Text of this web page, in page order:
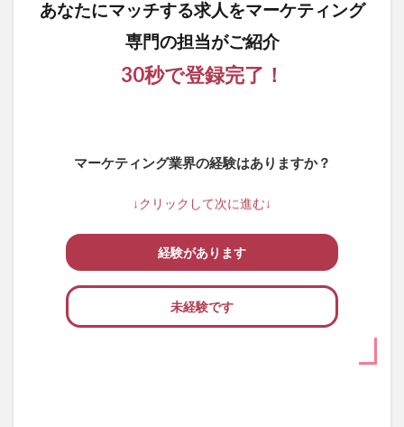
あなたにマッチする求人をマーケティング
専門の担当がご紹介
30秒で登録完了！
マーケティング業界の経験はありますか？
↓クリックして次に進む↓
経験があります
未経験です